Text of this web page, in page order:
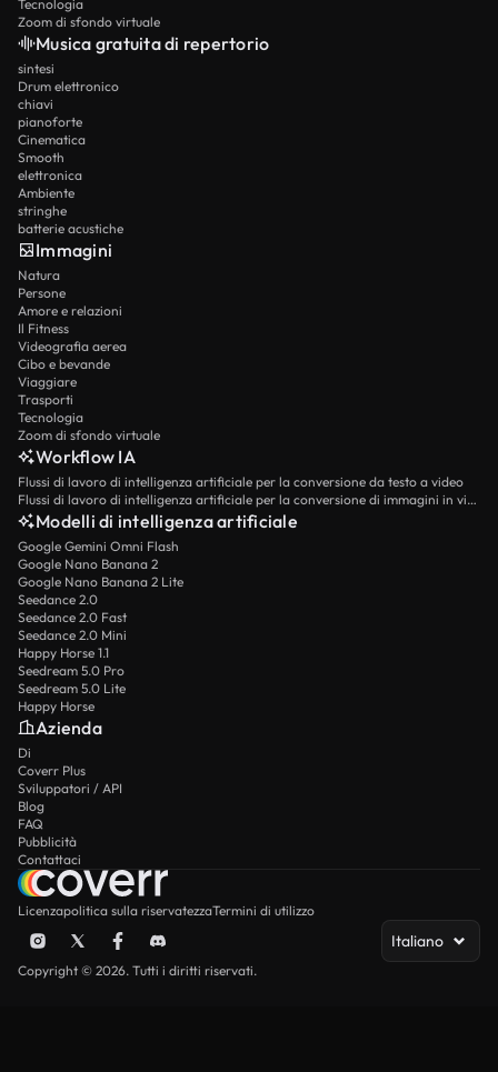
Tecnologia
Zoom di sfondo virtuale
Musica gratuita di repertorio
sintesi
Drum elettronico
chiavi
pianoforte
Cinematica
Smooth
elettronica
Ambiente
stringhe
batterie acustiche
Immagini
Natura
Persone
Amore e relazioni
Il Fitness
Videografia aerea
Cibo e bevande
Viaggiare
Trasporti
Tecnologia
Zoom di sfondo virtuale
Workflow IA
Flussi di lavoro di intelligenza artificiale per la conversione da testo a video
Flussi di lavoro di intelligenza artificiale per la conversione di immagini in video
Modelli di intelligenza artificiale
Google Gemini Omni Flash
Google Nano Banana 2
Google Nano Banana 2 Lite
Seedance 2.0
Seedance 2.0 Fast
Seedance 2.0 Mini
Happy Horse 1.1
Seedream 5.0 Pro
Seedream 5.0 Lite
Happy Horse
Azienda
Di
Coverr Plus
Sviluppatori / API
Blog
FAQ
Pubblicità
Contattaci
Licenzapolitica sulla riservatezzaTermini di utilizzo
Italiano
Copyright © 2026. Tutti i diritti riservati.